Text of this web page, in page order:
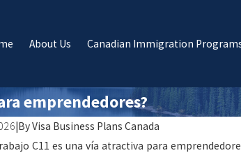
About Us Canadian Immigration
emprendedores?
|ByVisa Business Plans Canada
C11 es una vía atractiva para